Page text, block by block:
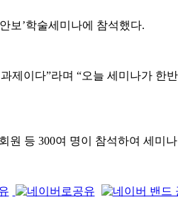
보’학술세미나에 참석했다.
이다”라며 “오늘 세미나가 한
등 300여 명이 참석하여 세미